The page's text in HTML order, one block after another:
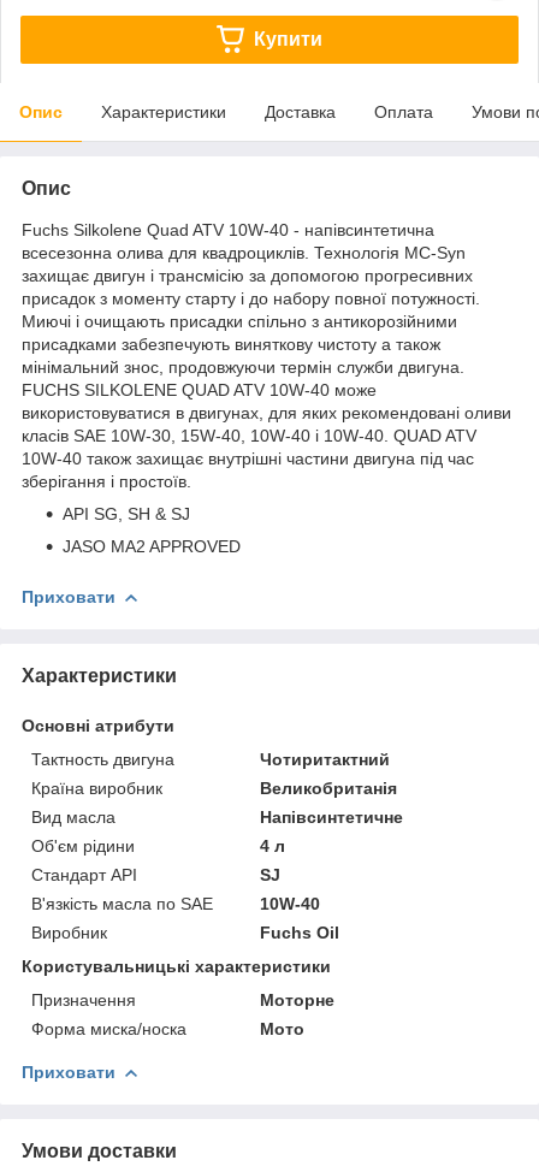
Купити
Опис Характеристики Доставка Оплата Умови
Опис
Fuchs Silkolene Quad ATV 10W-40 - напівсинтетична
всесезонна олива для квадроциклів. Технологія MC-Syn
захищає двигун і трансмісію за допомогою прогресивних
присадок з моменту старту і до набору повної потужності.
Миючі і очищають присадки спільно з антикорозійними
присадками забезпечують виняткову чистоту а також
мінімальний знос, продовжуючи термін служби двигуна.
FUCHS SILKOLENE QUAD ATV 10W-40 може
використовуватися в двигунах, для яких рекомендовані оливи
класів SAE 10W-30, 15W-40, 10W-40 і 10W-40. QUAD ATV
10W-40 також захищає внутрішні частини двигуна під час
зберігання і простоїв.
API SG, SH & SJ
JASO MA2 APPROVED
Приховати
Характеристики
Основні атрибути
Тактность двигуна
Чотиритактний
Країна виробник
Великобританія
Вид масла
Напівсинтетичне
Об'єм рідини
4 л
Стандарт API
SJ
В'язкість масла по SAE
10W-40
Виробник
Fuchs Oil
Користувальницькі характеристики
Призначення
Моторне
Форма миска/носка
Мото
Приховати
Умови доставки